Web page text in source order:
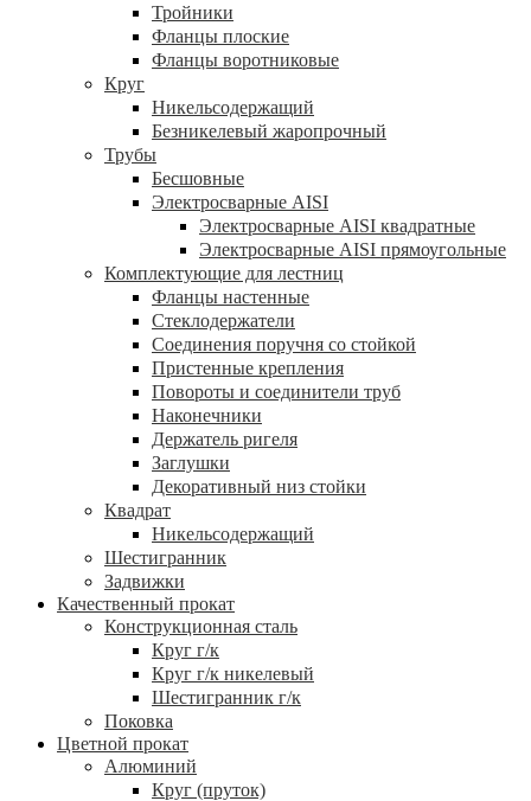
Тройники
Фланцы плоские
Фланцы воротниковые
Круг
Никельсодержащий
Безникелевый жаропрочный
Трубы
Бесшовные
Электросварные AISI
Электросварные AISI квадратные
Электросварные AISI прямоугольные
Комплектующие для лестниц
Фланцы настенные
Стеклодержатели
Соединения поручня со стойкой
Пристенные крепления
Повороты и соединители труб
Наконечники
Держатель ригеля
Заглушки
Декоративный низ стойки
Квадрат
Никельсодержащий
Шестигранник
Задвижки
Качественный прокат
Конструкционная сталь
Круг г/к
Круг г/к никелевый
Шестигранник г/к
Поковка
Цветной прокат
Алюминий
Круг (пруток)